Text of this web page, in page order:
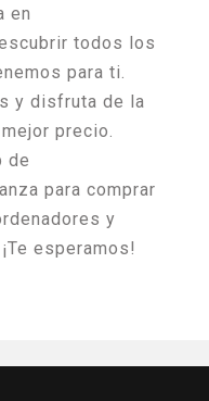
en
todos los
para ti.
y disfruta de la
precio.
de
para comprar
y
esperamos!